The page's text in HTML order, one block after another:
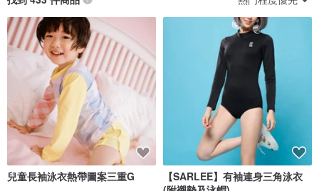
兒童長袖泳衣熱帶圖案三重G
【SARLEE】有袖連身三角泳衣